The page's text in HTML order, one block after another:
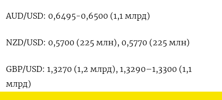
AUD/USD: 0,6495-0,6500 (1,1 млрд)
NZD/USD: 0,5700 (225 млн), 0,5770 (225 млн)
GBP/USD: 1,3270 (1,2 млрд), 1,3290–1,3300 (1,1
млрд)